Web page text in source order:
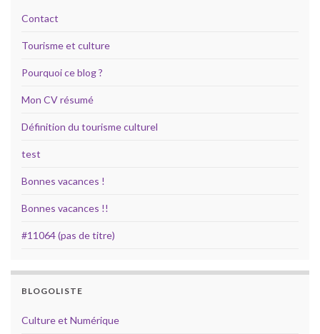
Contact
Tourisme et culture
Pourquoi ce blog ?
Mon CV résumé
Définition du tourisme culturel
test
Bonnes vacances !
Bonnes vacances !!
#11064 (pas de titre)
BLOGOLISTE
Culture et Numérique